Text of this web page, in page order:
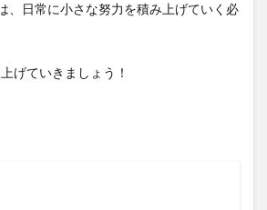
、日常に小さな努力を積み上げていく必
げていきましょう！